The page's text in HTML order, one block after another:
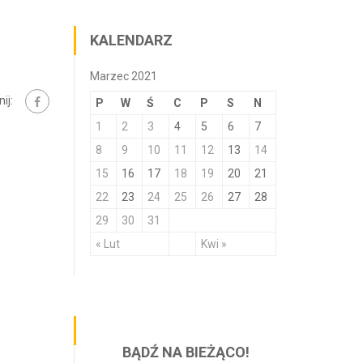
KALENDARZ
Marzec 2021
P W Ś C P S N
« Lut Kwi »
1 2 3 4 5 6
7
8
9 10 11 12 13
14
15
16 17 18 19 20
21
22
23 24 25 26 27
28
29
30 31
BĄDŹ NA BIEŻĄCO!